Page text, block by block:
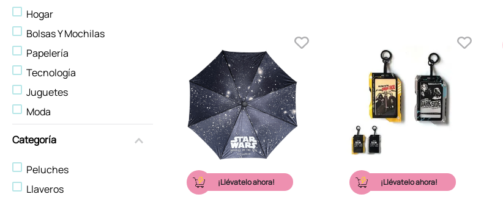
Hogar
Bolsas Y Mochilas
Papelería
Tecnología
Juguetes
Moda
Categoría
Peluches
Llaveros
¡Llévatelo ahora! ¡Llévatelo ahora!